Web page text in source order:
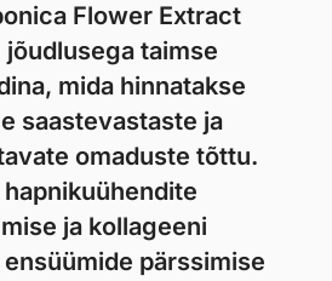
Flower Extract
taimse
mida hinnatakse
saastevastaste ja
omaduste tõttu.
ja kollageeni
pärssimise